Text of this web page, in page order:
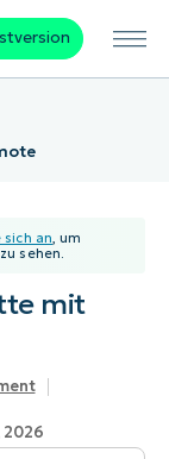
sich an, um
sehen.
mit
2026